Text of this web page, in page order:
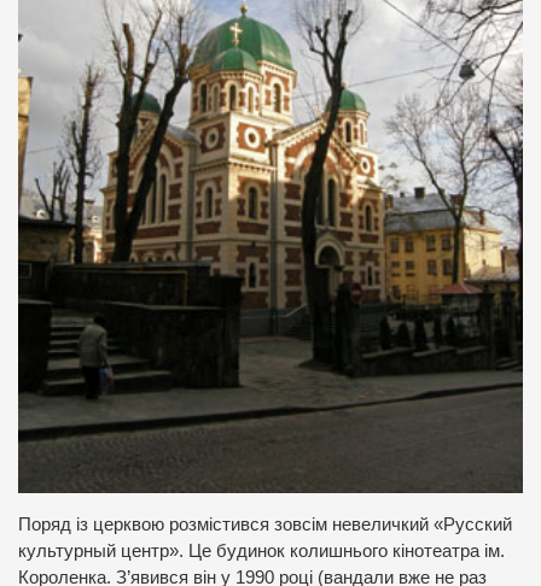
Поряд із церквою розмістився зовсім невеличкий «Русский
культурный центр». Це будинок колишнього кінотеатра ім.
Короленка. З’явився він у 1990 році (вандали вже не раз